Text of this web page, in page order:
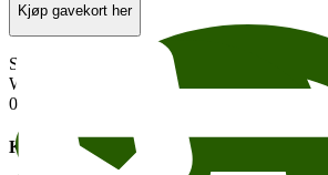
Kjøp gavekort her
Stiftelsen Litteraturhuset
Wergelandsveien 29
0167 Oslo
Kontakt oss